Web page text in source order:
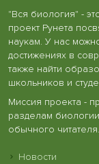
"Вся биология" -
проект Рунета
наукам. У нас
достижениях в
также найти
школьников и
Миссия проекта -
разделам
обычного читателя.
Новости